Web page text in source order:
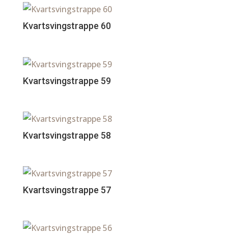
Kvartsvingstrappe 60
Kvartsvingstrappe 59
Kvartsvingstrappe 58
Kvartsvingstrappe 57